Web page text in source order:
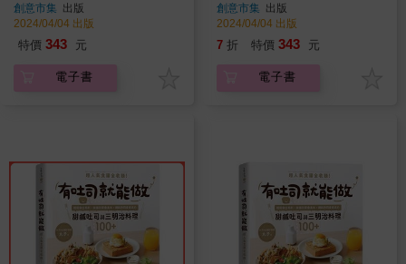
創意市集 出版
2024/04/04 出版
特價 343 元
電子書
藝，最值得永久保存、經典
不敗的調味料與醬汁全書
創意市集 出版
2024/04/04 出版
7 折 特價 343 元
電子書